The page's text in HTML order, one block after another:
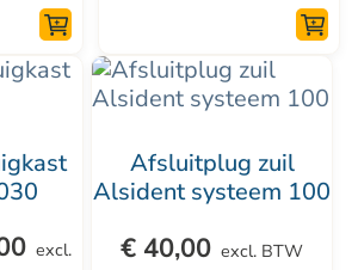
excl.
Afsluitplug zuil
Alsident systeem 100
€ 40,00 excl. BTW